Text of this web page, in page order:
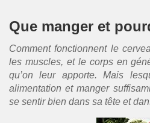
Que manger et
Comment fonctionnent le
les muscles, et le corps en
qu’on leur apporte. Mais
alimentation et manger
se sentir bien dans sa tête et